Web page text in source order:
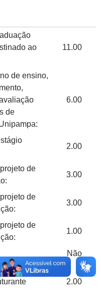
ao
11.00
de ensino,
de
6.00
2.00
de
3.00
de
3.00
de
1.00
Não
(conselho,
2.00